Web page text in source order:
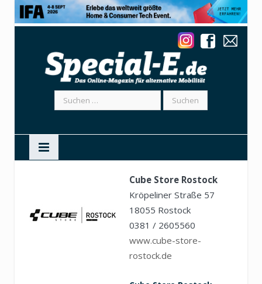
Suchen
nach:
Cube Store Rostock
Kröpeliner Straße 57
18055 Rostock
0381 / 2605560
www.cube-store-
rostock.de